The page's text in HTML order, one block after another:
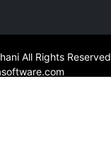
All Rights Reserved